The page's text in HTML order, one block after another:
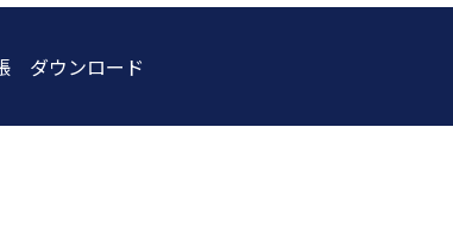
ダウンロード